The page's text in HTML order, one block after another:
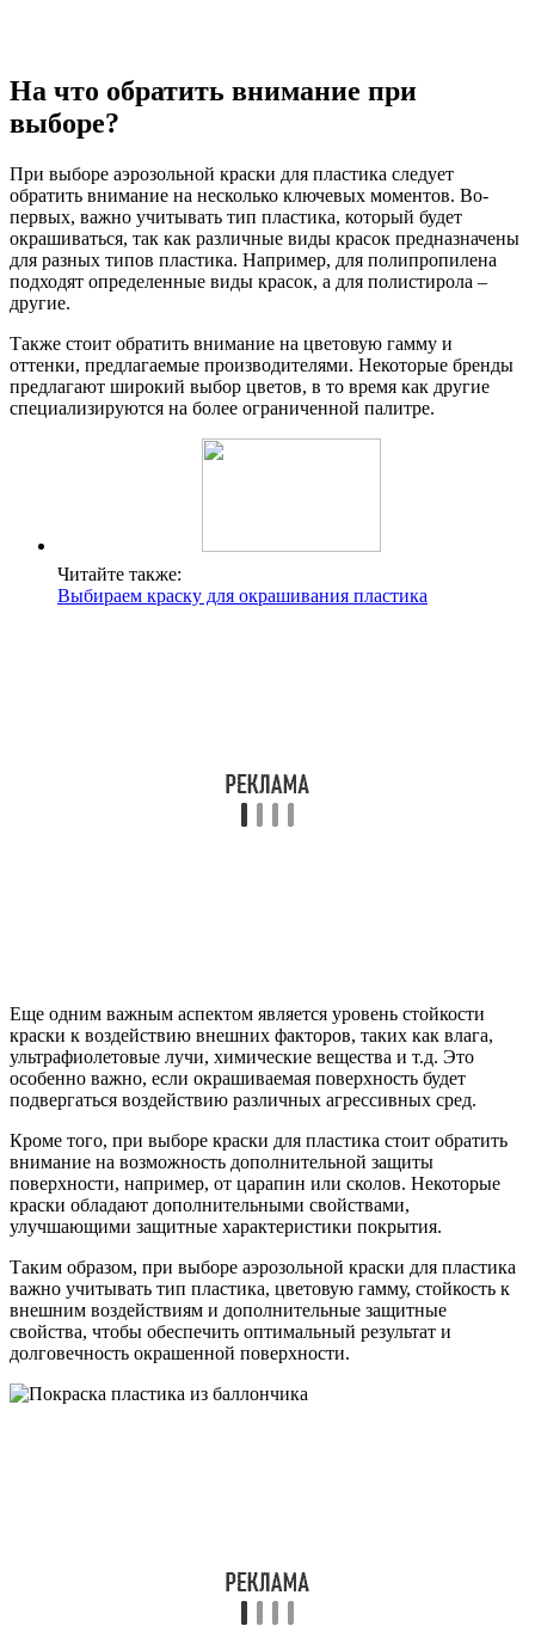
На что обратить внимание при
выборе?
При выборе аэрозольной краски для пластика следует
обратить внимание на несколько ключевых моментов. Во-
первых, важно учитывать тип пластика, который будет
окрашиваться, так как различные виды красок предназначены
для разных типов пластика. Например, для полипропилена
подходят определенные виды красок, а для полистирола –
другие.
Также стоит обратить внимание на цветовую гамму и
оттенки, предлагаемые производителями. Некоторые бренды
предлагают широкий выбор цветов, в то время как другие
специализируются на более ограниченной палитре.
Читайте также:
Выбираем краску для окрашивания пластика
Еще одним важным аспектом является уровень стойкости
краски к воздействию внешних факторов, таких как влага,
ультрафиолетовые лучи, химические вещества и т.д. Это
особенно важно, если окрашиваемая поверхность будет
подвергаться воздействию различных агрессивных сред.
Кроме того, при выборе краски для пластика стоит обратить
внимание на возможность дополнительной защиты
поверхности, например, от царапин или сколов. Некоторые
краски обладают дополнительными свойствами,
улучшающими защитные характеристики покрытия.
Таким образом, при выборе аэрозольной краски для пластика
важно учитывать тип пластика, цветовую гамму, стойкость к
внешним воздействиям и дополнительные защитные
свойства, чтобы обеспечить оптимальный результат и
долговечность окрашенной поверхности.